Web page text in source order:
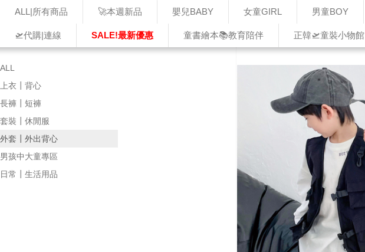
ALL|所有商品 🚀本週新品 嬰兒BABY 女童GIRL 男童BOY
🛫代購|連線 SALE!最新優惠 童書繪本📚教育陪伴 正韓🛫童裝小物館
ALL
上衣┃背心
長褲┃短褲
套裝┃休閒服
外套┃外出背心
男孩中大童專區
日常┃生活用品